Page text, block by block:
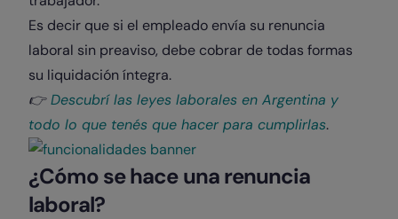
Es decir que si el empleado envía su renuncia
laboral sin preaviso, debe cobrar de todas formas
su liquidación íntegra.
👉​Descubrí las leyes laborales en Argentina y
todo lo que tenés que hacer para cumplirlas.
¿Cómo se hace una renuncia
laboral?